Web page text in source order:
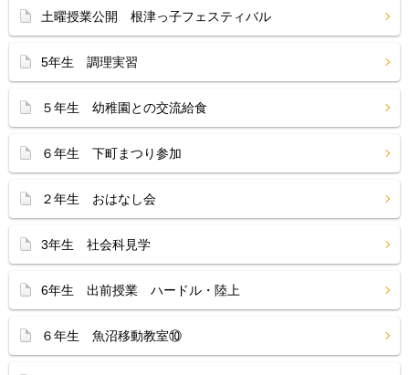
土曜授業公開 根津っ子フェスティバル
5年生 調理実習
５年生 幼稚園との交流給食
６年生 下町まつり参加
２年生 おはなし会
3年生 社会科見学
6年生 出前授業 ハードル・陸上
６年生 魚沼移動教室⑩